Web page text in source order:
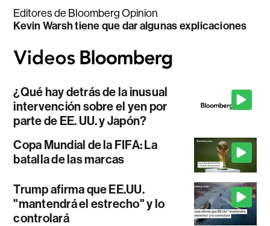
Editores de Bloomberg Opinion
Kevin Warsh tiene que dar algunas explicaciones
¿Qué hay detrás de la inusual
intervención sobre el yen por
parte de EE. UU. y Japón?
Copa Mundial de la FIFA: La
batalla de las marcas
Trump afirma que EE.UU.
"mantendrá el estrecho" y lo
controlará